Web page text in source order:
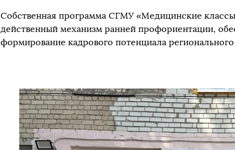
Собственная программа СГМУ «Медицинские
действенный механизм ранней профориентации,
формирование кадрового потенциала